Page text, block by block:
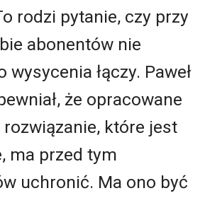
rodzi pytanie, czy przy
abonentów nie
wysycenia łączy. Paweł
że opracowane
które jest
ma przed tym
uchronić. Ma ono być